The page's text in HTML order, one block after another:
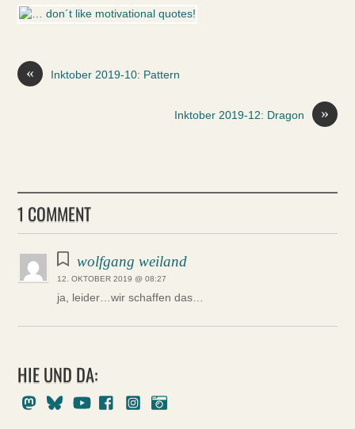
« Inktober 2019-10: Pattern
»
Inktober 2019-12: Dragon
1 COMMENT
wolfgang weiland
12. OKTOBER 2019 @ 08:27
ja, leider…wir schaffen das…
HIE UND DA:
MastodonBlueskyYoutubeFacebookInstagram